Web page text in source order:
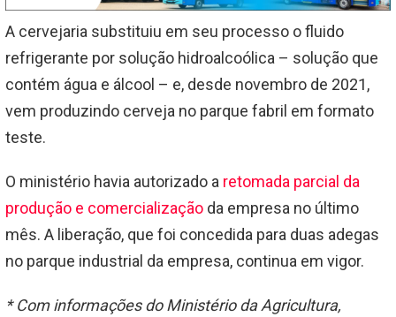
A cervejaria substituiu em seu processo o fluido
refrigerante por solução hidroalcoólica – solução que
contém água e álcool – e, desde novembro de 2021,
vem produzindo cerveja no parque fabril em formato
teste.
O ministério havia autorizado a retomada parcial da
produção e comercialização da empresa no último
mês. A liberação, que foi concedida para duas adegas
no parque industrial da empresa, continua em vigor.
* Com informações do Ministério da Agricultura,